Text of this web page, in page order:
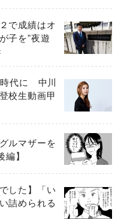
で成績はオ
子を”夜遊
時代に 中川
校生動画甲
ルマザーを
】
した】「い
詰められる